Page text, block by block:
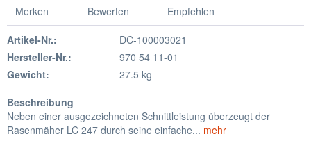
Merken Bewerten Empfehlen
Artikel-Nr.:
DC-100003021
Hersteller-Nr.:
970 54 11-01
Gewicht:
27.5 kg
Beschreibung
Neben einer ausgezeichneten Schnittleistung überzeugt der
Rasenmäher LC 247 durch seine einfache... mehr